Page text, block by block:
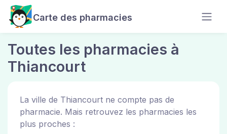
Carte des pharmacies
Toutes les pharmacies à
Thiancourt
La ville de Thiancourt ne compte pas de
pharmacie. Mais retrouvez les pharmacies les
plus proches :